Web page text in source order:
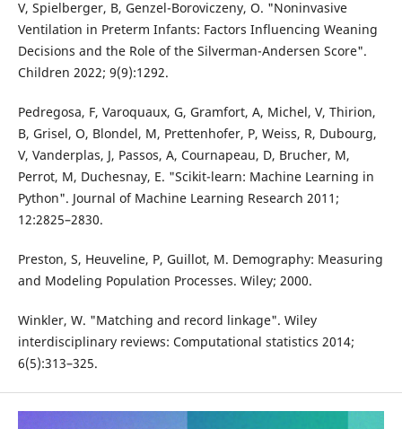
V, Spielberger, B, Genzel-Boroviczeny, O. "Noninvasive
Ventilation in Preterm Infants: Factors Influencing Weaning
Decisions and the Role of the Silverman-Andersen Score".
Children 2022; 9(9):1292.
Pedregosa, F, Varoquaux, G, Gramfort, A, Michel, V, Thirion,
B, Grisel, O, Blondel, M, Prettenhofer, P, Weiss, R, Dubourg,
V, Vanderplas, J, Passos, A, Cournapeau, D, Brucher, M,
Perrot, M, Duchesnay, E. "Scikit-learn: Machine Learning in
Python". Journal of Machine Learning Research 2011;
12:2825–2830.
Preston, S, Heuveline, P, Guillot, M. Demography: Measuring
and Modeling Population Processes. Wiley; 2000.
Winkler, W. "Matching and record linkage". Wiley
interdisciplinary reviews: Computational statistics 2014;
6(5):313–325.